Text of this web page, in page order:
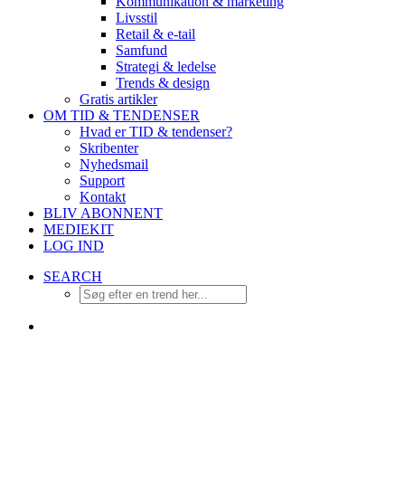
Livsstil
Retail & e-tail
Samfund
Strategi & ledelse
Trends & design
Gratis artikler
OM TID & TENDENSER
Hvad er TID & tendenser?
Skribenter
Nyhedsmail
Support
Kontakt
BLIV ABONNENT
MEDIEKIT
LOG IND
SEARCH